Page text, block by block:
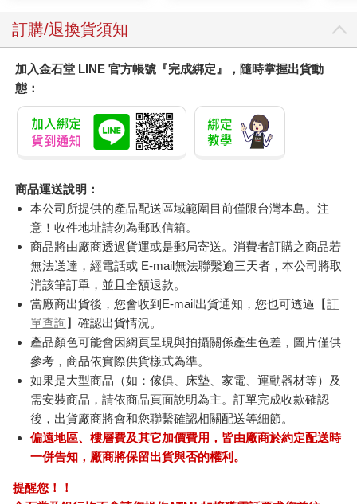
訂購/退換貨須知
加入金石堂 LINE 官方帳號『完成綁定』，隨時掌握出貨動
態：
商品運送說明：
本公司所提供的產品配送區域範圍目前僅限台灣本島。注
意！收件地址請勿為郵政信箱。
商品將由廠商透過貨運或是郵局寄送。消費者訂購之商品若
無法送達，經電話或 E-mail無法聯繫逾三天者，本公司將取
消該筆訂單，並且全額退款。
當廠商出貨後，您會收到E-mail出貨通知，您也可透過【訂
單查詢】確認出貨情況。
產品顏色可能會因網頁呈現與拍攝關係產生色差，圖片僅供
參考，商品依實際供貨樣式為準。
如果是大型商品（如：傢俱、床墊、家電、運動器材等）及
需安裝商品，請依商品頁面說明為主。訂單完成收款確認
後，出貨廠商將會和您聯繫確認相關配送等細節。
偏遠地區、樓層費及其它加價費用，皆由廠商於約定配送時
一併告知，廠商將保留出貨與否的權利。
提醒您！！